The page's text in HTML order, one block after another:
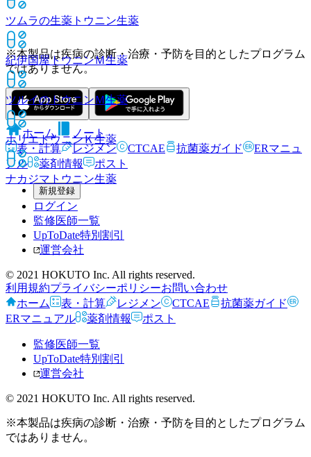
ツムラの生薬トウニン生薬
紀伊国屋トウニンＭ生薬
ツルイのトウニンＭ生薬
ホリエトウニンＫ生薬
ナカジマトウニン生薬
※本製品は疾病の診断・治療・予防を目的としたプログラム
ではありません。
ホーム
ノート
表・計算
レジメン CTCAE 抗菌薬ガイド
ERマニュ
アル
薬剤情報 ポスト
新規登録
ログイン
監修医師一覧
UpToDate特別割引
運営会社
© 2021 HOKUTO Inc. All rights reserved.
利用規約プライバシーポリシーお問い合わせ
ホーム
表・計算 レジメン CTCAE
抗菌薬ガイド
ERマニュアル
薬剤情報 ポスト
監修医師一覧
UpToDate特別割引
運営会社
© 2021 HOKUTO Inc. All rights reserved.
※本製品は疾病の診断・治療・予防を目的としたプログラム
ではありません。